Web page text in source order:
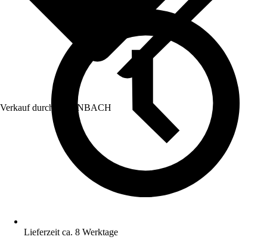
Verkauf durch: HORNBACH
Lieferzeit ca. 8 Werktage